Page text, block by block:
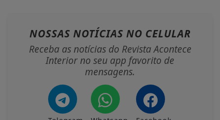
NOSSAS NOTÍCIAS NO CELULAR
Receba as notícias do Revista Acontece
Interior no seu app favorito de
mensagens.